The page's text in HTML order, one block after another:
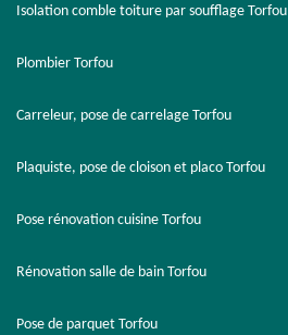
Isolation comble toiture par soufflage Torfou
Plombier Torfou
Carreleur, pose de carrelage Torfou
Plaquiste, pose de cloison et placo Torfou
Pose rénovation cuisine Torfou
Rénovation salle de bain Torfou
Pose de parquet Torfou